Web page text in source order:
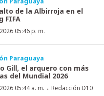
de la Albirroja en el
FIFA
05:46 p. m.
Paraguaya
Gill, el arquero con más
del Mundial 2026
05:44 a. m. · Redacción D10